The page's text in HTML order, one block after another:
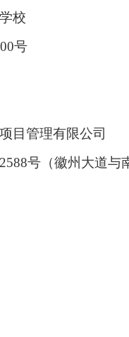
校
号
目管理有限公司
号（徽州大道与